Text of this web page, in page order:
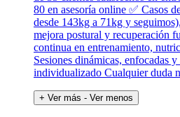
80 en asesoría online ✅ Casos
desde 143kg a 71kg y
mejora postural y recuperación
continua en entrenamiento,
Sesiones dinámicas, enfocadas
individualizado Cualquier duda
+ Ver más - Ver menos